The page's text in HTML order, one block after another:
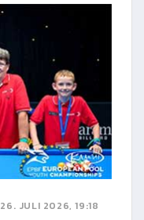
26. JULI 2026, 19:18